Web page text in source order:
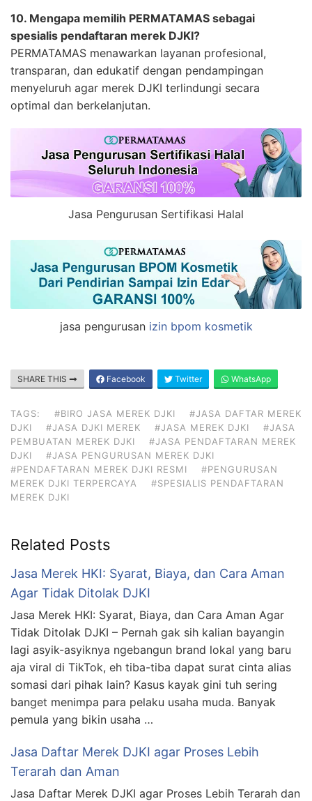
10. Mengapa memilih PERMATAMAS sebagai
spesialis pendaftaran merek DJKI?
PERMATAMAS menawarkan layanan profesional,
transparan, dan edukatif dengan pendampingan
menyeluruh agar merek DJKI terlindungi secara
optimal dan berkelanjutan.
Jasa Pengurusan Sertifikasi Halal
jasa pengurusan izin bpom kosmetik
SHARE THIS Facebook Twitter WhatsApp
TAGS: #BIRO JASA MEREK DJKI
#JASA DAFTAR MEREK
DJKI
#JASA DJKI MEREK #JASA MEREK DJKI
#JASA
PEMBUATAN MEREK DJKI
#JASA PENDAFTARAN MEREK
DJKI
#JASA PENGURUSAN MEREK DJKI
#PENDAFTARAN MEREK DJKI RESMI
#PENGURUSAN
MEREK DJKI TERPERCAYA
#SPESIALIS PENDAFTARAN
MEREK DJKI
Related Posts
Jasa Merek HKI: Syarat, Biaya, dan Cara Aman
Agar Tidak Ditolak DJKI
Jasa Merek HKI: Syarat, Biaya, dan Cara Aman Agar
Tidak Ditolak DJKI – Pernah gak sih kalian bayangin
lagi asyik-asyiknya ngebangun brand lokal yang baru
aja viral di TikTok, eh tiba-tiba dapat surat cinta alias
somasi dari pihak lain? Kasus kayak gini tuh sering
banget menimpa para pelaku usaha muda. Banyak
pemula yang bikin usaha …
Jasa Daftar Merek DJKI agar Proses Lebih
Terarah dan Aman
Jasa Daftar Merek DJKI agar Proses Lebih Terarah dan